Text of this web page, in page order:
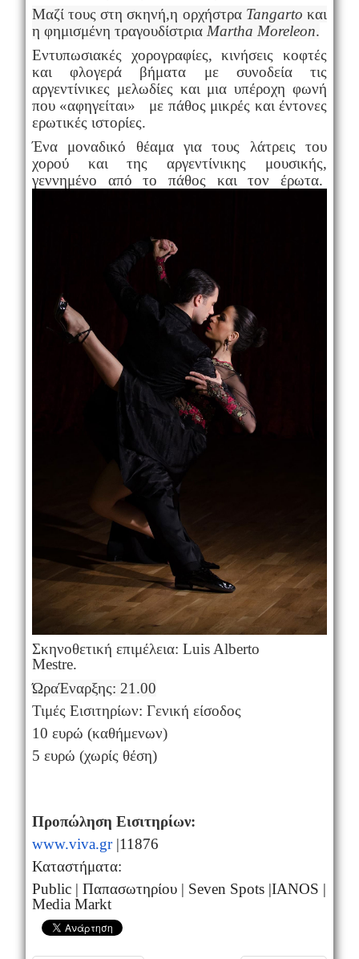
Μαζί τους στη σκηνή,η ορχήστρα Tangartoκαι
η φημισμένη τραγουδίστρια Martha Moreleon.
Εντυπωσιακές χορογραφίες, κινήσεις κοφτές
και φλογερά βήματα με συνοδεία τις
αργεντίνικες μελωδίες και μια υπέροχη φωνή
που «αφηγείται» με πάθος μικρές και έντονες
ερωτικές ιστορίες.
Ένα μοναδικό θέαμα για τους λάτρεις του
χορού και της αργεντίνικης μουσικής,
γεννημένο από το πάθος και τον έρωτα.
Σκηνοθετική επιμέλεια: Luis Alberto
Mestre.
ΏραΈναρξης: 21.00
Τιμές Εισιτηρίων: Γενική είσοδος
10 ευρώ (καθήμενων)
5 ευρώ (χωρίς θέση)
Προπώληση Εισιτηρίων:
www.viva.gr|11876
Καταστήματα:
Public | Παπασωτηρίου | Seven Spots |IANOS |
Media Markt